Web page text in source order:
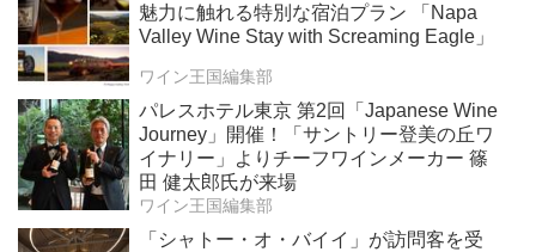
魅力に触れる特別な宿泊プラン 「Napa
Valley Wine Stay with Screaming Eagle」
ワイン王国編集部
パレスホテル東京 第2回「Japanese Wine
Journey」開催！「サントリー登美の丘ワ
イナリー」よりチーフワインメーカー 篠
田 健太郎氏が来場
ワイン王国編集部
「シャトー・オ・バイイ」が訪問客を受